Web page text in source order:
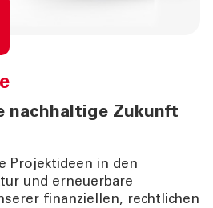
nachhaltige Zukunft
Projektideen in den
und erneuerbare
finanziellen, rechtlichen